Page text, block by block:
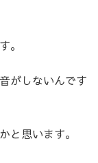
。
がしないんです
と思います。